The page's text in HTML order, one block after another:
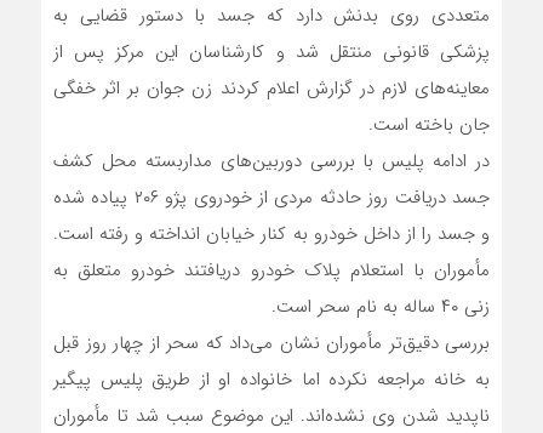
متعددی روی بدنش دارد که جسد با دستور قضایی به
پزشکی قانونی منتقل شد و کارشناسان این مرکز پس از
معاینه‌های لازم در گزارش اعلام کردند زن جوان بر اثر خفگی
جان باخته است.
در ادامه پلیس با بررسی دوربین‌های مداربسته محل کشف
جسد دریافت روز حادثه مردی از خودروی پژو ۲۰۶ پیاده شده
و جسد را از داخل خودرو به کنار خیابان انداخته و رفته است.
مأموران با استعلام پلاک خودرو دریافتند خودرو متعلق به
زنی ۴۰ ساله به نام سحر است.
بررسی دقیق‌تر مأموران نشان می‌داد که سحر از چهار روز قبل
به خانه مراجعه نکرده اما خانواده او از طریق پلیس پیگیر
ناپدید شدن وی نشده‌اند. این موضوع سبب شد تا مأموران